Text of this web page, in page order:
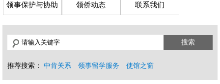
领事保护与协助 领侨动态 联系我们
搜索
推荐搜索： 中肯关系 领事留学服务 使馆之窗